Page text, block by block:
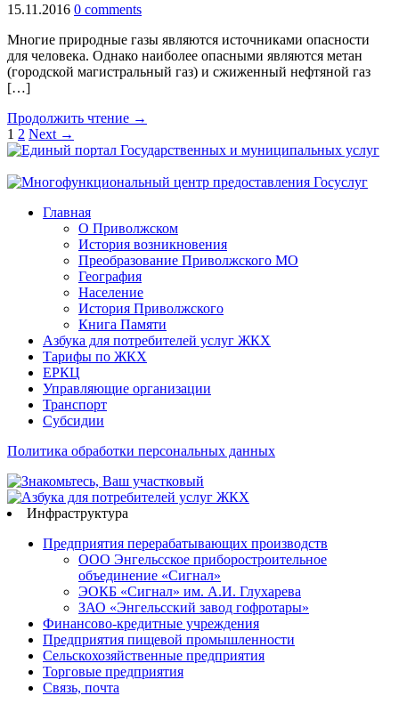
15.11.2016 0 comments
Многие природные газы являются источниками опасности
для человека. Однако наиболее опасными являются метан
(городской магистральный газ) и сжиженный нефтяной газ
[…]
Продолжить чтение →
1 2 Next →
Главная
О Приволжском
История возникновения
Преобразование Приволжского МО
География
Население
История Приволжского
Книга Памяти
Азбука для потребителей услуг ЖКХ
Тарифы по ЖКХ
ЕРКЦ
Управляющие организации
Транспорт
Субсидии
Политика обработки персональных данных
Инфраструктура
Предприятия перерабатывающих производств
ООО Энгельсское приборостроительное
объединение «Сигнал»
ЭОКБ «Сигнал» им. А.И. Глухарева
ЗАО «Энгельсский завод гофротары»
Финансово-кредитные учреждения
Предприятия пищевой промышленности
Сельскохозяйственные предприятия
Торговые предприятия
Связь, почта